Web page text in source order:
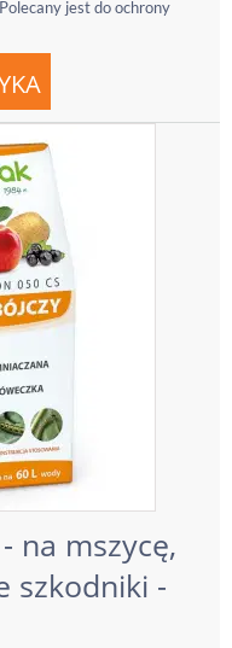
jest do ochrony
na mszycę,
szkodniki -